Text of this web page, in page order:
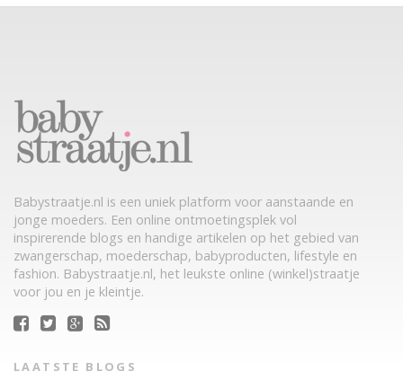
Babystraatje.nl is een uniek platform voor aanstaande en
jonge moeders. Een online ontmoetingsplek vol
inspirerende blogs en handige artikelen op het gebied van
zwangerschap, moederschap, babyproducten, lifestyle en
fashion. Babystraatje.nl, het leukste online (winkel)straatje
voor jou en je kleintje.
LAATSTE BLOGS